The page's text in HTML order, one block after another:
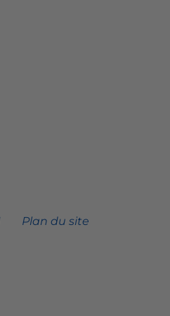
Plan du site